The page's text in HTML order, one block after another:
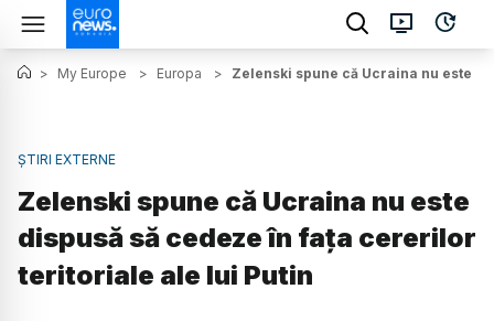
> My Europe > Europa > Zelenski spune că Ucraina nu este
ȘTIRI EXTERNE
Zelenski spune că Ucraina nu este
dispusă să cedeze în faţa cererilor
teritoriale ale lui Putin